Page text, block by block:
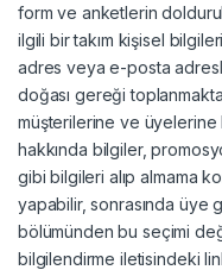
form ve anketlerin
ilgili bir takım kişisel
adres veya e-posta
doğası gereği
müşterilerine ve
hakkında bilgiler,
gibi bilgileri alıp almama
yapabilir, sonrasında üye
bölümünden bu seçimi
bilgilendirme iletisindeki